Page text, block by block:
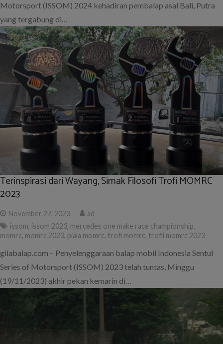
Motorsport (ISSOM) 2024 kehadiran pembalap asal Bali, Putra
yang tergabung di…
Terinspirasi dari Wayang, Simak Filosofi Trofi MOMRC
2023
November 27, 2023
ad
issom, issom 2023, mercedes one make race championship,
momrc, momrc 2023, piala momrc, trofi momrc, trofil momrc 2023
gilabalap.com – Penyelenggaraan balap mobil Indonesia Sentul
Series of Motorsport (ISSOM) 2023 telah tuntas, Minggu
(19/11/2023) akhir pekan kemarin di…